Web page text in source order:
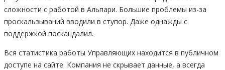
сложности с работой в Альпари. Большие проблемы из-за
проскальзываний вводили в ступор. Даже однажды с
поддержкой поскандалил.
Вся статистика работы Управляющих находится в публичном
доступе на сайте. Компания не скрывает данные, а всегда